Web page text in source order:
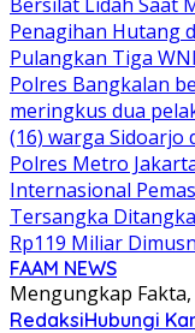
Penagihan Hutang
Pulangkan Tiga
Polres Bangkalan
meringkus dua
(16) warga Sidoarjo
Polres Metro
Internasional
Tersangka
Rp119 Miliar
FAAM NEWS
Mengungkap
RedaksiHubungi